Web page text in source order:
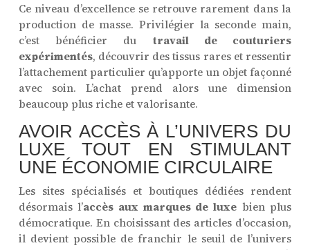
Ce niveau d’excellence se retrouve rarement dans la
production de masse. Privilégier la seconde main,
c’est bénéficier du travail de couturiers
expérimentés, découvrir des tissus rares et ressentir
l’attachement particulier qu’apporte un objet façonné
avec soin. L’achat prend alors une dimension
beaucoup plus riche et valorisante.
AVOIR ACCÈS À L’UNIVERS DU
LUXE TOUT EN STIMULANT
UNE ÉCONOMIE CIRCULAIRE
Les sites spécialisés et boutiques dédiées rendent
désormais l’accès aux marques de luxebien plus
démocratique. En choisissant des articles d’occasion,
il devient possible de franchir le seuil de l’univers